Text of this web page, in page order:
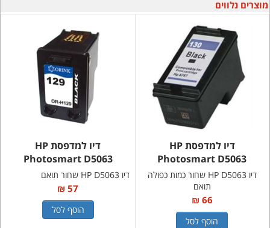
מוצרים נלווים
דיו למדפסת HP
Photosmart D5063
דיו HP D5063 שחור כמות כפולה
תואם
66 ₪
הוסף לסל
דיו למדפסת HP
Photosmart D5063
דיו HP D5063 שחור תואם
57 ₪
הוסף לסל